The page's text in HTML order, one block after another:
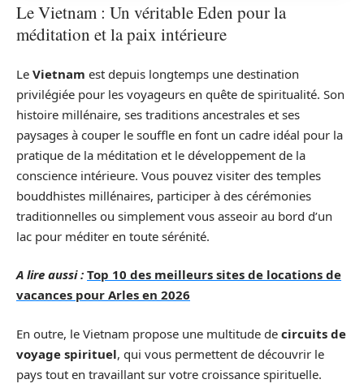
Le Vietnam : Un véritable Eden pour la
méditation et la paix intérieure
Le Vietnam est depuis longtemps une destination
privilégiée pour les voyageurs en quête de spiritualité. Son
histoire millénaire, ses traditions ancestrales et ses
paysages à couper le souffle en font un cadre idéal pour la
pratique de la méditation et le développement de la
conscience intérieure. Vous pouvez visiter des temples
bouddhistes millénaires, participer à des cérémonies
traditionnelles ou simplement vous asseoir au bord d’un
lac pour méditer en toute sérénité.
A lire aussi : Top 10 des meilleurs sites de locations de
vacances pour Arles en 2026
En outre, le Vietnam propose une multitude de circuits de
voyage spirituel, qui vous permettent de découvrir le
pays tout en travaillant sur votre croissance spirituelle.